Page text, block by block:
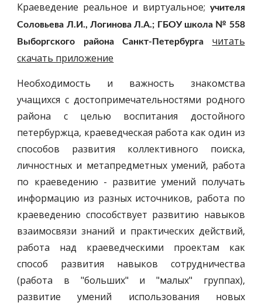
Краеведение реальное и виртуальное; учителя
Соловьева Л.И., Логинова Л.А.; ГБОУ школа № 558
Выборгского района Санкт-Петербурга читать
скачать приложение
Необходимость и важность знакомства
учащихся с достопримечательностями родного
района с целью воспитания достойного
петербуржца, краеведческая работа как один из
способов развития коллективного поиска,
личностных и метапредметных умений, работа
по краеведению - развитие умений получать
информацию из разных источников, работа по
краеведению способствует развитию навыков
взаимосвязи знаний и практических действий,
работа над краеведческими проектам как
способ развития навыков сотрудничества
(работа в "больших" и "малых" группах),
развитие умений использования новых